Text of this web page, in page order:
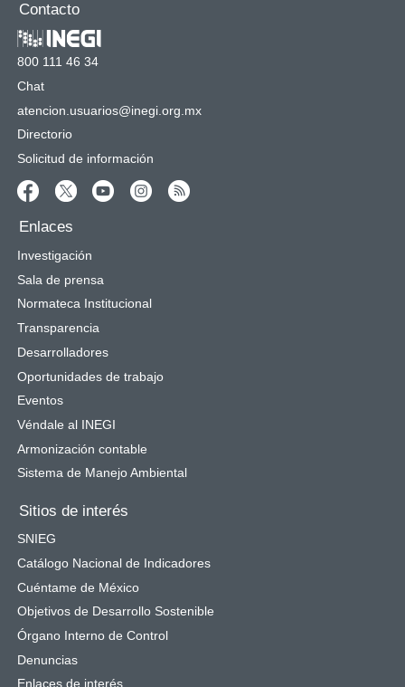
Contacto
800 111 46 34
Chat
atencion.usuarios@inegi.org.mx
Directorio
Solicitud de información
Enlaces
Investigación
Sala de prensa
Normateca Institucional
Transparencia
Desarrolladores
Oportunidades de trabajo
Eventos
Véndale al INEGI
Armonización contable
Sistema de Manejo Ambiental
Sitios de interés
SNIEG
Catálogo Nacional de Indicadores
Cuéntame de México
Objetivos de Desarrollo Sostenible
Órgano Interno de Control
Denuncias
Enlaces de interés